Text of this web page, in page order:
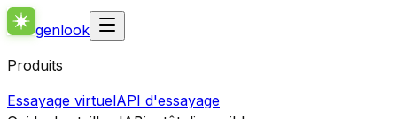
genlook
Produits
Essayage virtuelAPI d'essayage